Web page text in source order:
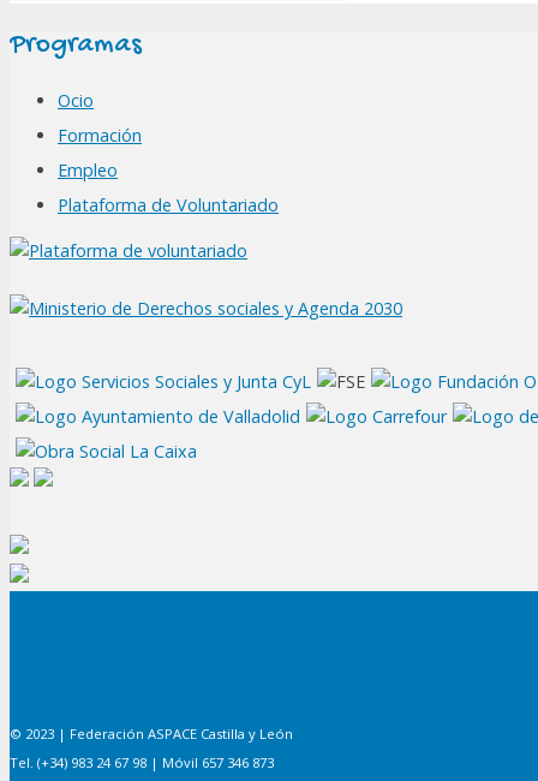
Programas
Ocio
Formación
Empleo
Plataforma de Voluntariado
© 2023 | Federación ASPACE Castilla y León
Tel. (+34) 983 24 67 98 | Móvil 657 346 873